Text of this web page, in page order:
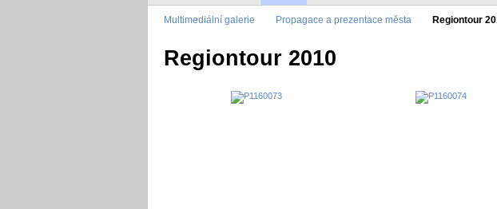
Multimediální galerie Propagace a prezentace města Regiontour
Regiontour 2010